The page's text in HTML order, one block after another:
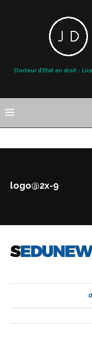
Docteur d'Etat en droit -
logo@2x-9
0